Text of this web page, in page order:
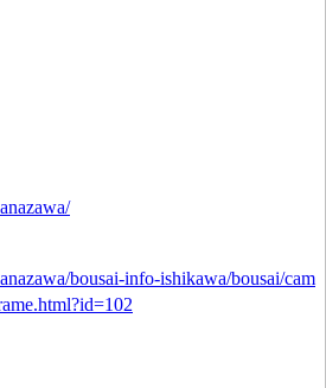
bousai-info-ishikawa/bousai/cam